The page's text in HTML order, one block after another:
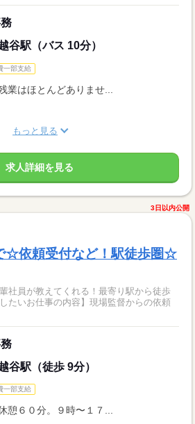
谷駅（バス 10分）
一部支給
はほとんどありませ...
もっと見る
求人詳細を見る
3日以内公開
☆依頼受付など！駅徒歩圏☆
員が教えてくれる！最寄り駅から徒歩
いお仕事の内容】現場監督からの依頼
谷駅（徒歩 9分）
一部支給
６０分。９時〜１７...